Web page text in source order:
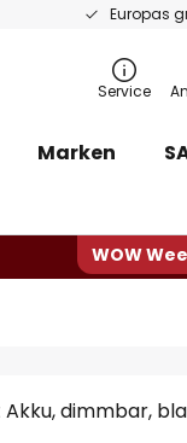
Europas
Service
Marken
WOW
dimmbar,